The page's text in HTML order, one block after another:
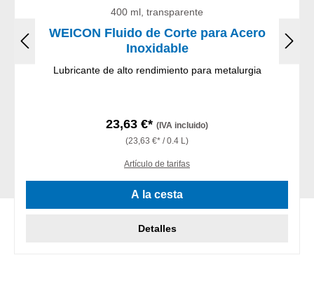
400 ml, transparente
WEICON Fluido de Corte para Acero
Inoxidable
Lubricante de alto rendimiento para metalurgia
23,63 €* (IVA incluido)
(23,63 €* / 0.4 L)
Artículo de tarifas
A la cesta
Detalles